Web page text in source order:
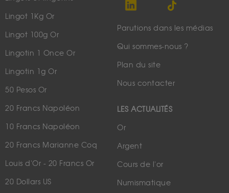
Lingot 1Kg Or
Lingot 100g Or
Lingotin 1 Once Or
Lingotin 1g Or
50 Pesos Or
20 Francs Napoléon
10 Francs Napoléon
20 Francs Marianne Coq
Louis d'Or - 20 Francs Or
20 Dollars US
Parutions dans les médias
Qui sommes-nous ?
Plan du site
Nous contacter
LES ACTUALITÉS
Or
Argent
Cours de l'or
Numismatique